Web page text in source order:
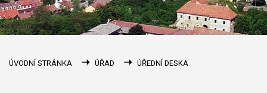
ÚVODNÍ STRÁNKA ÚŘAD ÚŘEDNÍ DESKA